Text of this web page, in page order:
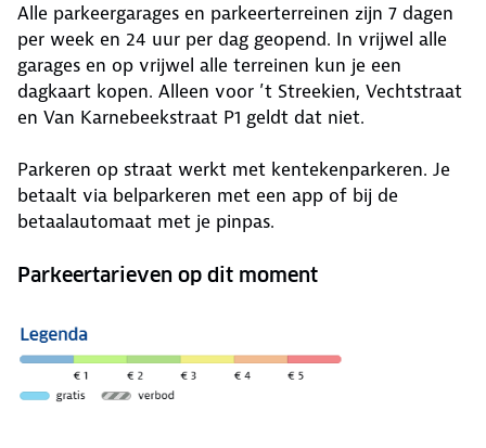
Alle parkeergarages en parkeerterreinen zijn 7 dagen
per week en 24 uur per dag geopend. In vrijwel alle
garages en op vrijwel alle terreinen kun je een
dagkaart kopen. Alleen voor ’t Streekien, Vechtstraat
en Van Karnebeekstraat P1 geldt dat niet.
Parkeren op straat werkt met kentekenparkeren. Je
betaalt via belparkeren met een app of bij de
betaalautomaat met je pinpas.
Parkeertarieven op dit moment